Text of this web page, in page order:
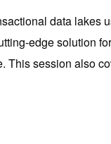
data
edge solution
session also